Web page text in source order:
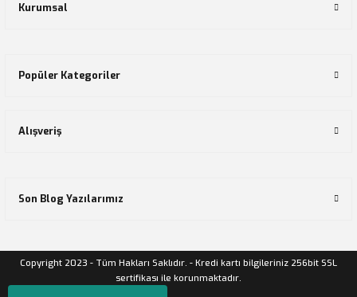
Kurumsal
Popüler Kategoriler
Alışveriş
Son Blog Yazılarımız
Copyright 2023 - Tüm Hakları Saklıdır. - Kredi kartı bilgileriniz 256bit SSL
sertifikası ile korunmaktadır.